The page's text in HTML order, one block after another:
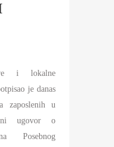
i lokalne
je danas
zaposlenih u
ugovor o
Posebnog